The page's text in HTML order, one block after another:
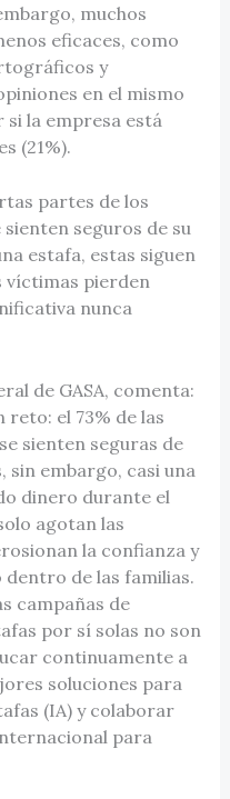
muchos
eficaces, como
y
en el mismo
la empresa está
(21%).
partes de los
seguros de su
estafa, estas siguen
víctimas pierden
nunca
de GASA, comenta:
el 73% de las
sienten seguras de
embargo, casi una
dinero durante el
agotan las
la confianza y
de las familias.
campañas de
por sí solas no son
continuamente a
soluciones para
(IA) y colaborar
para